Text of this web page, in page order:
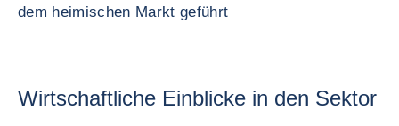
dem heimischen Markt geführt
Wirtschaftliche Einblicke in den Sektor